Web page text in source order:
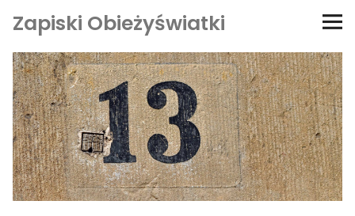
Zapiski Obieżyświatki
Podróże
Kultura i sztuka
Kątem oka
O-fiszki